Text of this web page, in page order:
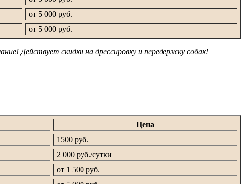
от 5 000 руб.
от 5 000 руб.
Действует скидки на дрессировку и передержку собак!
Цена
1500 руб.
2 000 руб./сутки
от 1 500 руб.